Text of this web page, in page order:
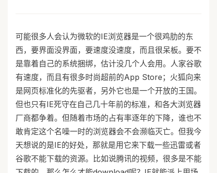
可能很多人会认为微软的IE浏览器是一个很鸡肋的东
西，要界面没界面，要速度没速度，而且很呆板。要不
是靠着自己的系统捆绑，估计没几个人会用。人家谷歌
有速度，而且有很多时尚超前的App Store；火狐向来
是网页标准化的先驱者，另外它也是一个开放的王国。
但也只有IE死守在自己几十年前的标准，和各大浏览器
厂商都争着。但随着市场的占有率逐年的下降，谁也不
敢肯定这个名噪一时的浏览器会不会濒临灭亡。但我今
天想说的是IE的好处，那就是用它来下载一些迅雷或者
谷歌不能下载的资源。比如说腾讯的视频，很多是不能